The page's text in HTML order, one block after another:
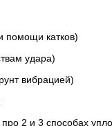
помощи катков)
удара)
вибрацией)
2 и 3 способах